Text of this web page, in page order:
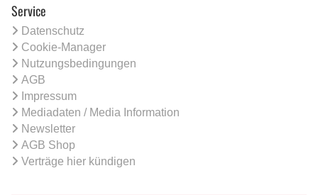
Service
Datenschutz
Cookie-Manager
Nutzungsbedingungen
AGB
Impressum
Mediadaten / Media Information
Newsletter
AGB Shop
Verträge hier kündigen